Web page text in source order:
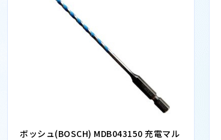
ボッシュ(BOSCH) MDB043150 充電マル